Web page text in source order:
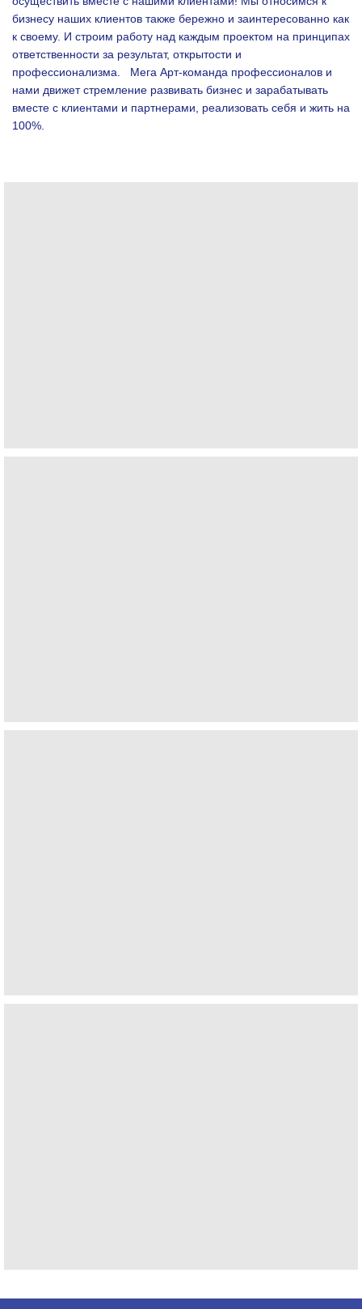
бизнесу наших клиентов также бережно и заинтересованно как
к своему. И строим работу над каждым проектом на принципах
ответственности за результат, открытости и
профессионализма. Мега Арт-команда профессионалов и
нами движет стремление развивать бизнес и зарабатывать
вместе с клиентами и партнерами, реализовать себя и жить на
100%.